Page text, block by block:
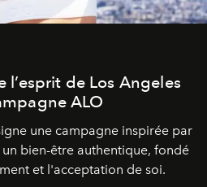
l’esprit de Los Angeles
ALO
une campagne inspirée par
bien-être authentique, fondé
et l'acceptation de soi.